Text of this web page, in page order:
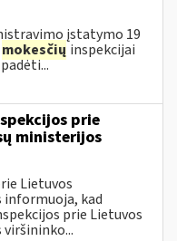
įstatymo 19
mokesčių inspekcijai
prie
ministerijos
Lietuvos
kad
prie Lietuvos